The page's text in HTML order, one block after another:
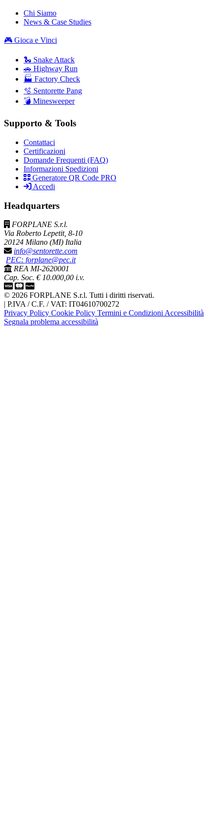
Chi Siamo
News & Case Studies
🎮 Gioca e Vinci
🐍 Snake Attack
🚗 Highway Run
🏭 Factory Check
🫧 Sentorette Pang
💣 Minesweeper
Supporto & Tools
Contattaci
Certificazioni
Domande Frequenti (FAQ)
Informazioni Spedizioni
Generatore QR Code PRO
Accedi
Headquarters
FORPLANE S.r.l.
Via Roberto Lepetit, 8-10
20124 Milano (MI) Italia
info@sentorette.com
PEC: forplane@pec.it
REA MI-2620001
Cap. Soc. € 10.000,00 i.v.
© 2026 FORPLANE S.r.l. Tutti i diritti riservati.
| P.IVA / C.F. / VAT: IT04610700272
Privacy Policy Cookie Policy Termini e Condizioni Accessibilità
Segnala problema accessibilità